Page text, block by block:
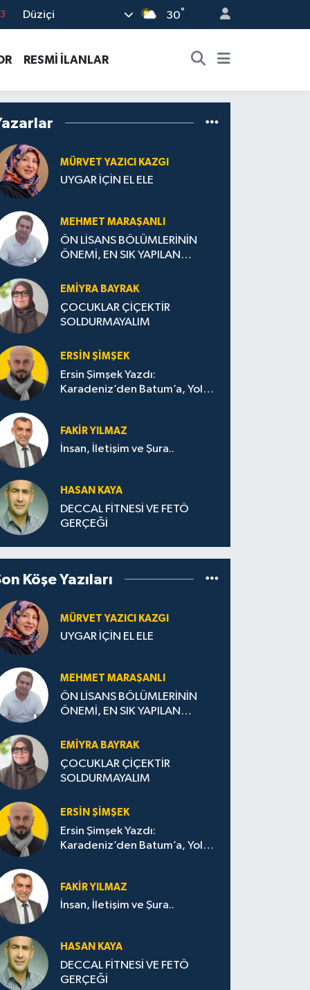
Düziçi 30°
RESMİ İLANLAR
MÜRVET YAZICI KAZGI
UYGAR İÇİN EL ELE
MEHMET MARAŞANLI
ÖN LİSANS BÖLÜMLERİNİN
ÖNEMİ, EN SIK YAPILAN
STRATEJİLERİ
EMIYRA BAYRAK
ÇOCUKLAR ÇİÇEKTİR
SOLDURMAYALIM
ERSIN ŞIMŞEK
Ersin Şimşek Yazdı:
Karadeniz’den Batum’a, Yolun
FAKIR YILMAZ
İnsan, İletişim ve Şura..
HASAN KAYA
DECCAL FİTNESİ VE FETÖ
GERÇEĞİ
Köşe Yazıları
MÜRVET YAZICI KAZGI
UYGAR İÇİN EL ELE
MEHMET MARAŞANLI
ÖN LİSANS BÖLÜMLERİNİN
ÖNEMİ, EN SIK YAPILAN
STRATEJİLERİ
EMIYRA BAYRAK
ÇOCUKLAR ÇİÇEKTİR
SOLDURMAYALIM
ERSIN ŞIMŞEK
Ersin Şimşek Yazdı:
Karadeniz’den Batum’a, Yolun
FAKIR YILMAZ
İnsan, İletişim ve Şura..
HASAN KAYA
DECCAL FİTNESİ VE FETÖ
GERÇEĞİ